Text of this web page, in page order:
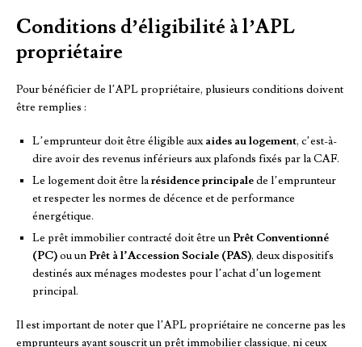
Conditions d’éligibilité à l’APL
propriétaire
Pour bénéficier de l’APL propriétaire, plusieurs conditions doivent
être remplies :
L’emprunteur doit être éligible auxaides au logement, c’est-à-
dire avoir des revenus inférieurs aux plafonds fixés par la CAF.
Le logement doit être larésidence principalede l’emprunteur
et respecter les normes de décence et de performance
énergétique.
Le prêt immobilier contracté doit être un Prêt Conventionné
(PC)ou un Prêt à l’Accession Sociale (PAS), deux dispositifs
destinés aux ménages modestes pour l’achat d’un logement
principal.
Il est important de noter que l’APL propriétaire ne concerne pas les
emprunteurs ayant souscrit un prêt immobilier classique, ni ceux